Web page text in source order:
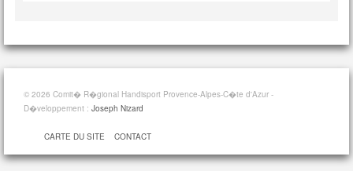
© 2026 Comit� R�gional Handisport Provence-Alpes-C�te d'Azur -
D�veloppement : Joseph Nizard
CARTE DU SITE CONTACT